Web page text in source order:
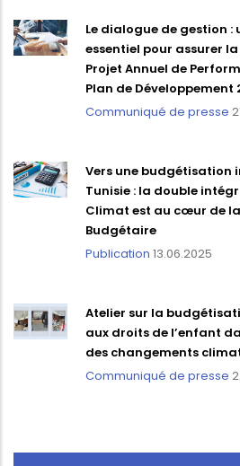
Le dialogue de gestion :
essentiel pour assurer
Projet Annuel de
Plan de Développement
Communiqué de presse
Vers une budgétisation
Tunisie : la double
Climat est au cœur de
Budgétaire
Publication 13.06.2025
Atelier sur la
aux droits de l’enfant
des changements
Communiqué de presse